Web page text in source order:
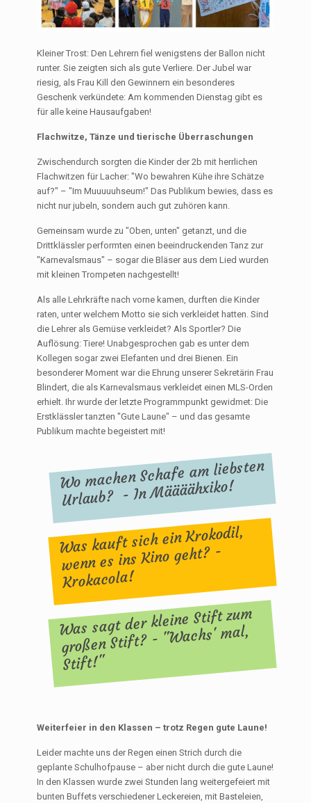
Kleiner Trost: Den Lehrern fiel wenigstens der Ballon nicht
runter. Sie zeigten sich als gute Verliere. Der Jubel war
riesig, als Frau Kill den Gewinnern ein besonderes
Geschenk verkündete: Am kommenden Dienstag gibt es
für alle keine Hausaufgaben!
Flachwitze, Tänze und tierische Überraschungen
Zwischendurch sorgten die Kinder der 2b mit herrlichen
Flachwitzen für Lacher: "Wo bewahren Kühe ihre Schätze
auf?" – "Im Muuuuuhseum!" Das Publikum bewies, dass es
nicht nur jubeln, sondern auch gut zuhören kann.
Gemeinsam wurde zu "Oben, unten" getanzt, und die
Drittklässler performten einen beeindruckenden Tanz zur
"Karnevalsmaus" – sogar die Bläser aus dem Lied wurden
mit kleinen Trompeten nachgestellt!
Als alle Lehrkräfte nach vorne kamen, durften die Kinder
raten, unter welchem Motto sie sich verkleidet hatten. Sind
die Lehrer als Gemüse verkleidet? Als Sportler? Die
Auflösung: Tiere! Unabgesprochen gab es unter dem
Kollegen sogar zwei Elefanten und drei Bienen. Ein
besonderer Moment war die Ehrung unserer Sekretärin Frau
Blindert, die als Karnevalsmaus verkleidet einen MLS-Orden
erhielt. Ihr wurde der letzte Programmpunkt gewidmet: Die
Erstklässler tanzten "Gute Laune" – und das gesamte
Publikum machte begeistert mit!
Wo machen Schafe am liebsten
Urlaub? - In Määäähxiko!
Was kauft sich ein Krokodil,
wenn es ins Kino geht? -
Krokacola!
Was sagt der kleine Stift zum
großen Stift? - "Wachs' mal,
Stift!"
Weiterfeier in den Klassen – trotz Regen gute Laune!
Leider machte uns der Regen einen Strich durch die
geplante Schulhofpause – aber nicht durch die gute Laune!
In den Klassen wurde zwei Stunden lang weitergefeiert mit
bunten Buffets verschiedener Leckereien, mit Basteleien,